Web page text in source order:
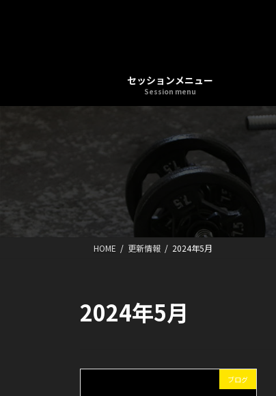
ス
ン
セッションメニュー
Session menu
HOME 更新情報 2024年5月
2024年5月
ブログ